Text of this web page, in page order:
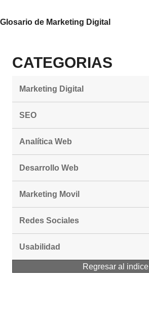
Glosario de Marketing Digital
CATEGORIAS
Marketing Digital
SEO
Analítica Web
Desarrollo Web
Marketing Movil
Redes Sociales
Usabilidad
Regresar al indice